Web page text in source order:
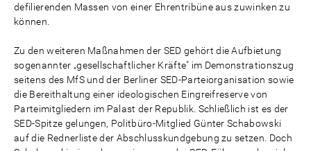
defilierenden Massen von einer Ehrentribüne aus zuwinken zu
können.
Zu den weiteren Maßnahmen der SED gehört die Aufbietung
sogenannter „gesellschaftlicher Kräfte" im Demonstrationszug
seitens des MfS und der Berliner SED-Parteiorganisation sowie
die Bereithaltung einer ideologischen Eingreifreserve von
Parteimitgliedern im Palast der Republik. Schließlich ist es der
SED-Spitze gelungen, Politbüro-Mitglied Günter Schabowski
auf die Rednerliste der Abschlusskundgebung zu setzen. Doch